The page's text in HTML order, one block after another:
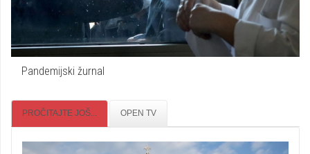
Pandemijski žurnal
PROČITAJTE JOŠ... OPEN TV